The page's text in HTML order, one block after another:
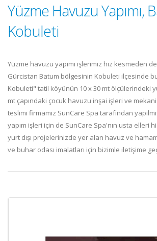
Yüzme Havuzu Yapımı,
Kobuleti
Yüzme havuzu yapımı işlerimiz hız kesmeden
Gürcistan Batum bölgesinin Kobuleti ilçesinde
Kobuleti" tatil köyünün 10 x 30 mt ölçülerindeki
mt çapındaki çocuk havuzu inşai işleri ve
teslimi firmamız SunCare Spa tarafından
yapım işleri için de SunCare Spa'nın usta elleri
yurt dışı projelerinizde yer alan havuz ve
ve buhar odası imalatları için bizimle iletişime